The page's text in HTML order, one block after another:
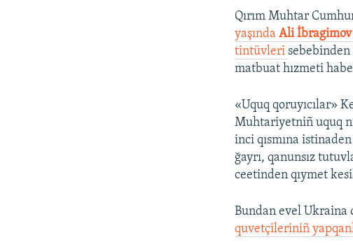
Qırım Muhtar
yaşındaAli
tintüvleri
matbuat hızmeti
«Uquq qoruyıcılar»
Muhtariyetniñ uquq
inci qısmına
ğayrı, qanunsız
ceetinden qıymet
Bundan evel Ukraina
quvetçileriniñ